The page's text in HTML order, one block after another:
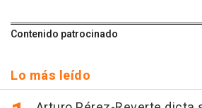
Contenido patrocinado
Lo más leído